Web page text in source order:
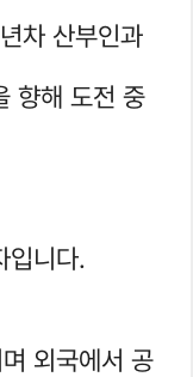
차 산부인과
향해 도전 중
입니다.
외국에서 공